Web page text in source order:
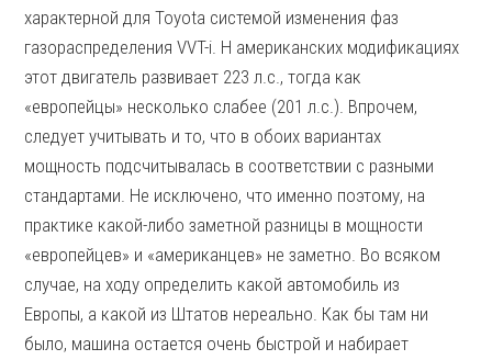
характерной для Toyota системой изменения фаз
газораспределения VVT-i. Н американских модификациях
этот двигатель развивает 223 л.с., тогда как
«европейцы» несколько слабее (201 л.с.). Впрочем,
следует учитывать и то, что в обоих вариантах
мощность подсчитывалась в соответствии с разными
стандартами. Не исключено, что именно поэтому, на
практике какой-либо заметной разницы в мощности
«европейцев» и «американцев» не заметно. Во всяком
случае, на ходу определить какой автомобиль из
Европы, а какой из Штатов нереально. Как бы там ни
было, машина остается очень быстрой и набирает